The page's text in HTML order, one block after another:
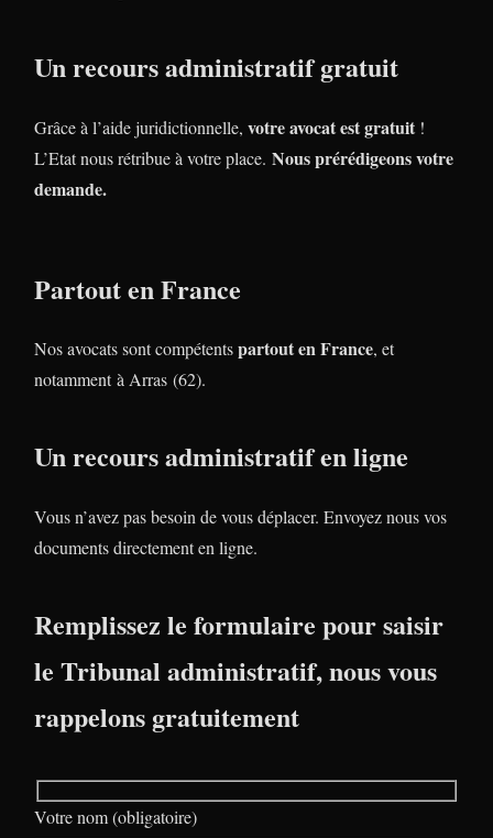
Un recours administratif gratuit
Grâce à l’aide juridictionnelle, votre avocat est gratuit !
L’Etat nous rétribue à votre place. Nous prérédigeons votre
demande.
Partout en France
Nos avocats sont compétentspartout en France, et
notamment à Arras (62).
Un recours administratif en ligne
Vous n’avez pas besoin de vous déplacer. Envoyez nous vos
documents directement en ligne.
Remplissez le formulaire pour saisir
le Tribunal administratif, nous vous
rappelons gratuitement
Votre nom (obligatoire)